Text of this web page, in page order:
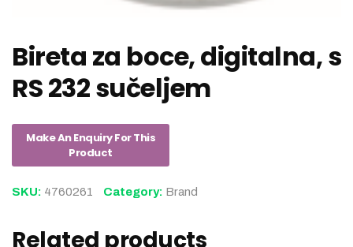
Bireta za boce, digitalna, s
RS 232 sučeljem
SKU: 4760261 Category: Brand
Related products